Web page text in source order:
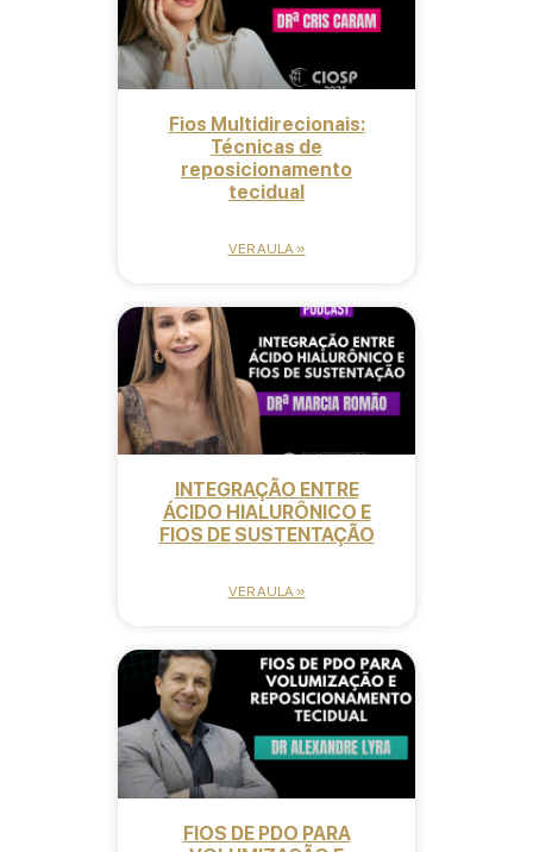
Fios Multidirecionais:
Técnicas de
reposicionamento
tecidual
VER AULA »
INTEGRAÇÃO ENTRE
ÁCIDO HIALURÔNICO E
FIOS DE SUSTENTAÇÃO
VER AULA »
FIOS DE PDO PARA